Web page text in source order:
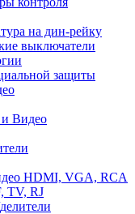
на дин-рейку
выключатели
защиты
Видео
HDMI, VGA, RCA
TV, RJ